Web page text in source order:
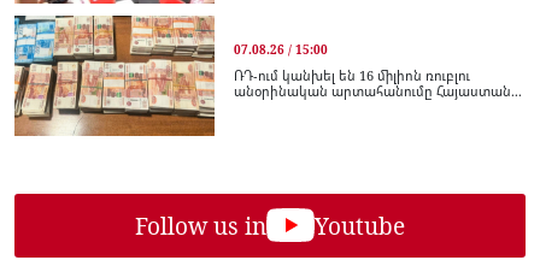
07.08.26 / 15:00
ՌԴ-ում կանխել են 16 միլիոն ռուբլու
անօրինական արտահանումը Հայաստան...
Follow us in Youtube